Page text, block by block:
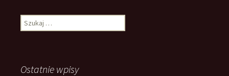
Szukaj:
Ostatnie wpisy